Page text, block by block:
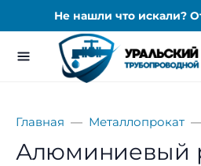
Не нашли что искали?
Главная Металлопрокат
Алюминиевый